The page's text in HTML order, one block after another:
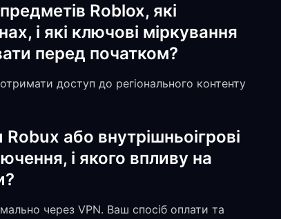
Roblox, які
і які ключові міркування
перед початком?
доступ до регіонального контенту
або внутрішньоігрові
і якого впливу на
через VPN. Ваш спосіб оплати та